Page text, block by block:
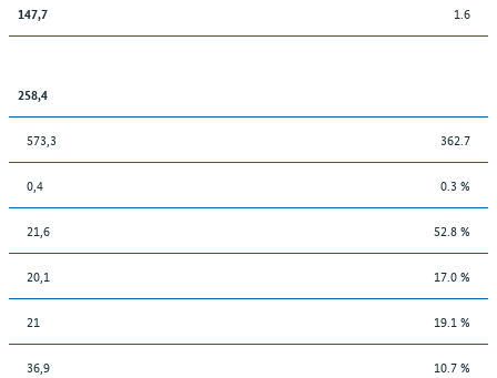
147,7 1.6
258,4
573,3 362.7
0,4 0.3 %
21,6 52.8 %
20,1 17.0 %
21 19.1 %
36,9 10.7 %